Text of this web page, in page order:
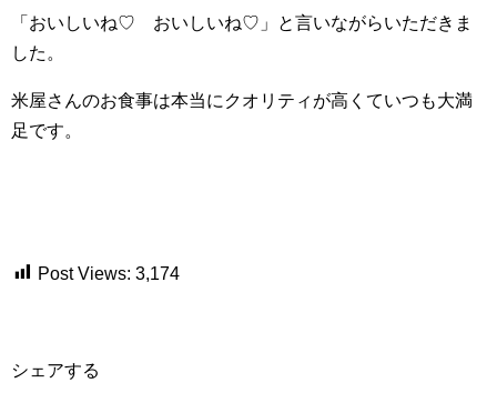
「おいしいね♡ おいしいね♡」と言いながらいただきま
した。
米屋さんのお食事は本当にクオリティが高くていつも大満
足です。
Post Views: 3,174
シェアする